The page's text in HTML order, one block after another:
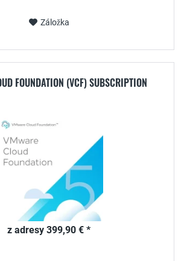
Záložka
FOUNDATION (VCF) SUBSCRIPTION
z adresy 399,90 € *